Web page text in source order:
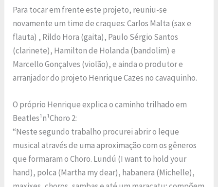
Para tocar em frente este projeto, reuniu-se
novamente um time de craques: Carlos Malta (sax e
flauta) , Rildo Hora (gaita), Paulo Sérgio Santos
(clarinete), Hamilton de Holanda (bandolim) e
Marcello Gonçalves (violão), e ainda o produtor e
arranjador do projeto Henrique Cazes no cavaquinho.
O próprio Henrique explica o caminho trilhado em
Beatles¹n¹Choro 2:
“Neste segundo trabalho procurei abrir o leque
musical através de uma aproximação com os gêneros
que formaram o Choro. Lundú (I want to hold your
hand), polca (Martha my dear), habanera (Michelle),